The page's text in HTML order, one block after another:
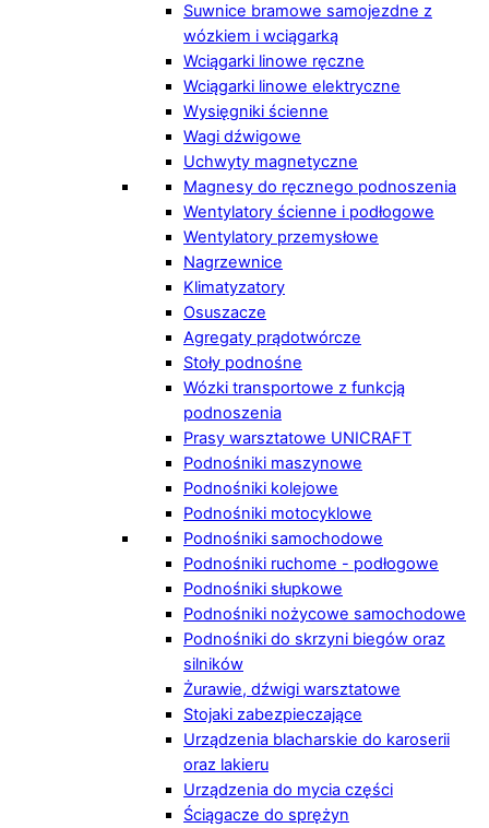
Suwnice bramowe samojezdne z
wózkiem i wciągarką
Wciągarki linowe ręczne
Wciągarki linowe elektryczne
Wysięgniki ścienne
Wagi dźwigowe
Uchwyty magnetyczne
Magnesy do ręcznego podnoszenia
Wentylatory ścienne i podłogowe
Wentylatory przemysłowe
Nagrzewnice
Klimatyzatory
Osuszacze
Agregaty prądotwórcze
Stoły podnośne
Wózki transportowe z funkcją
podnoszenia
Prasy warsztatowe UNICRAFT
Podnośniki maszynowe
Podnośniki kolejowe
Podnośniki motocyklowe
Podnośniki samochodowe
Podnośniki ruchome - podłogowe
Podnośniki słupkowe
Podnośniki nożycowe samochodowe
Podnośniki do skrzyni biegów oraz
silników
Żurawie, dźwigi warsztatowe
Stojaki zabezpieczające
Urządzenia blacharskie do karoserii
oraz lakieru
Urządzenia do mycia części
Ściągacze do sprężyn